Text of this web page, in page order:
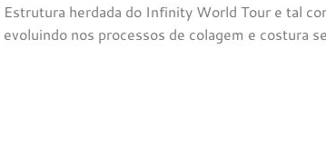
Estrutura herdada do Infinity World Tour e tal
evoluindo nos processos de colagem e costura